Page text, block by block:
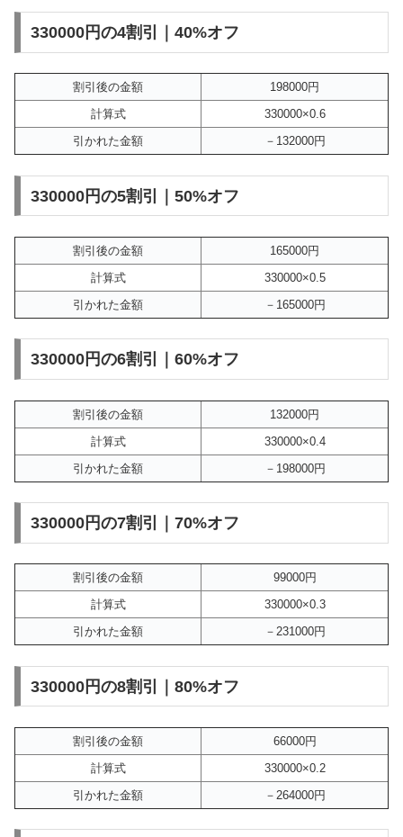
330000円の4割引｜40%オフ
割引後の金額
198000円
計算式
330000×0.6
引かれた金額
－132000円
330000円の5割引｜50%オフ
割引後の金額
165000円
計算式
330000×0.5
引かれた金額
－165000円
330000円の6割引｜60%オフ
割引後の金額
132000円
計算式
330000×0.4
引かれた金額
－198000円
330000円の7割引｜70%オフ
割引後の金額
99000円
計算式
330000×0.3
引かれた金額
－231000円
330000円の8割引｜80%オフ
割引後の金額
66000円
計算式
330000×0.2
引かれた金額
－264000円